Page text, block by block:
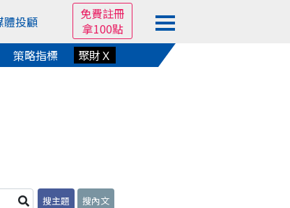
體投顧
免費註冊
拿100點
策略指標 聚財Ｘ
搜主題 搜內文